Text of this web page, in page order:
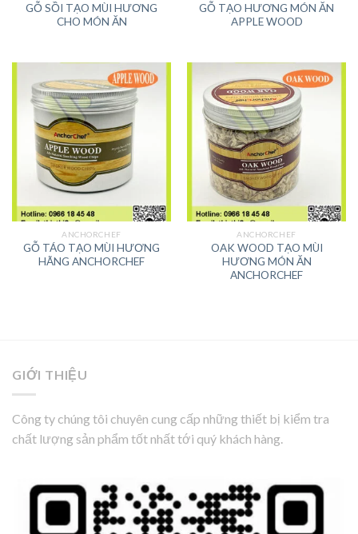
GỖ SỒI TẠO MÙI HƯƠNG
CHO MÓN ĂN
GỖ TẠO HƯƠNG MÓN ĂN
APPLE WOOD
ANCHORCHEF
GỖ TÁO TẠO MÙI HƯƠNG
HÃNG ANCHORCHEF
ANCHORCHEF
OAK WOOD TẠO MÙI
HƯƠNG MÓN ĂN
ANCHORCHEF
GIỚI THIỆU
Công ty chúng tôi chuyên cung cấp những thiết bị kiểm tra
chất lượng sản phẩm tốt nhất tới quý khách hàng.